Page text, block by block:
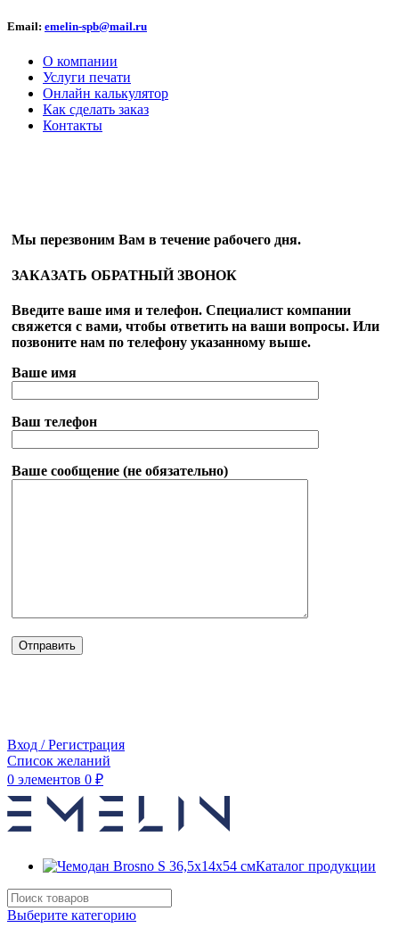
Email: emelin-spb@mail.ru
О компании
Услуги печати
Онлайн калькулятор
Как сделать заказ
Контакты
Мы перезвоним Вам в течение рабочего дня.
ЗАКАЗАТЬ ОБРАТНЫЙ ЗВОНОК
Введите ваше имя и телефон. Специалист компании
свяжется с вами, чтобы ответить на ваши вопросы. Или
позвоните нам по телефону указанному выше.
Ваше имя
Ваш телефон
Ваше сообщение (не обязательно)
Вход / Регистрация
Список желаний
0 элементов 0 ₽
Каталог продукции
Выберите категорию